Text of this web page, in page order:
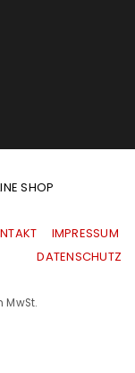
SHOP
IMPRESSUM
|DATENSCHUTZ
MwSt.